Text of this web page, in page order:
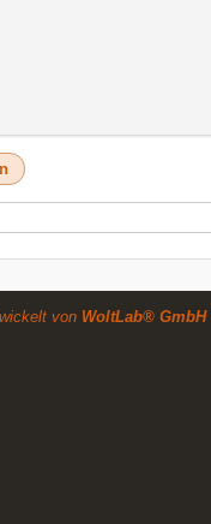
von WoltLab® GmbH